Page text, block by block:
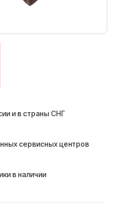
и в страны СНГ
сервисных центров
в наличии